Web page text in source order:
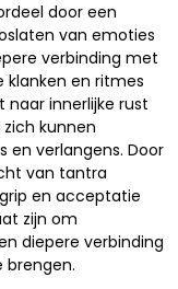
door een
van emoties
verbinding met
klanken en ritmes
naar innerlijke rust
kunnen
en verlangens. Door
van tantra
en acceptatie
zijn om
diepere verbinding
brengen.